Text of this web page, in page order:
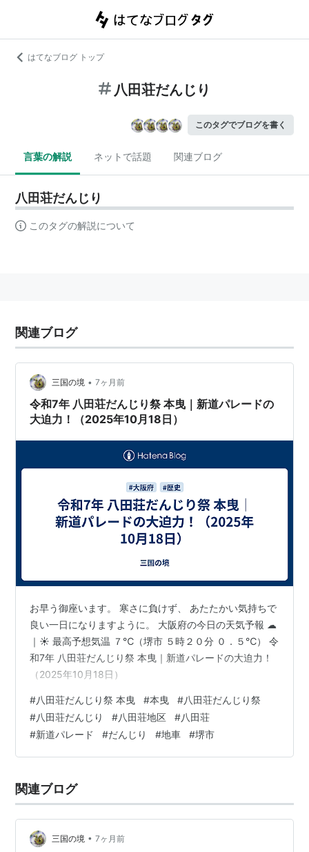
はてなブログ トップ
八田荘だんじり
このタグでブログを書く
言葉の解説 ネットで話題 関連ブログ
八田荘だんじり
このタグの解説について
関連ブログ
三国の境 • 7ヶ月前
令和7年 八田荘だんじり祭 本曳｜新道パレードの
大迫力！（2025年10月18日）
お早う御座います。 寒さに負けず、 あたたかい気持ちで
良い一日になりますように。 大阪府の今日の天気予報 ☁
｜☀ 最高予想気温 ７℃（堺市 ５時２０分 ０．５℃） 令
和7年 八田荘だんじり祭 本曳｜新道パレードの大迫力！
（2025年10月18日）
#八田荘だんじり祭 本曳 #本曳 #八田荘だんじり祭
#八田荘だんじり #八田荘地区 #八田荘
#新道パレード #だんじり #地車 #堺市
関連ブログ
三国の境 • 7ヶ月前